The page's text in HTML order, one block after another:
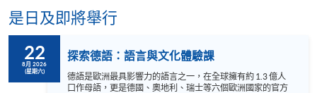
是日及即將舉行
22
8月 2026
(星期六)
探索德語：語言與文化體驗課
德語是歐洲最具影響力的語言之一，在全球擁有約 1.3 億人
口作母語，更是德國、奧地利、瑞士等六個歐洲國家的官方